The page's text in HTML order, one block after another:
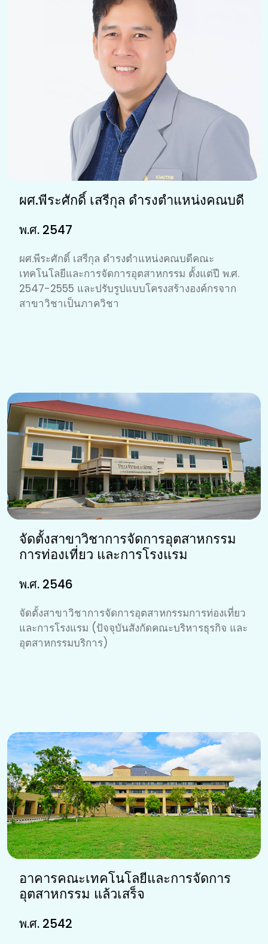
ผศ.พีระศักดิ์ เสรีกุล ดำรงตำแหน่งคณบดี
พ.ศ. 2547
ผศ.พีระศักดิ์ เสรีกุล ดำรงตำแหน่งคณบดีคณะ
เทคโนโลยีและการจัดการอุตสาหกรรม ตั้งแต่ปี พ.ศ.
2547-2555 และปรับรูปแบบโครงสร้างองค์กรจาก
สาขาวิชาเป็นภาควิชา
จัดตั้งสาขาวิชาการจัดการอุตสาหกรรม
การท่องเที่ยว และการโรงแรม
พ.ศ. 2546
จัดตั้งสาขาวิชาการจัดการอุตสาหกรรมการท่องเที่ยว
และการโรงแรม (ปัจจุบันสังกัดคณะบริหารธุรกิจ และ
อุตสาหกรรมบริการ)
อาคารคณะเทคโนโลยีและการจัดการ
อุตสาหกรรม แล้วเสร็จ
พ.ศ. 2542